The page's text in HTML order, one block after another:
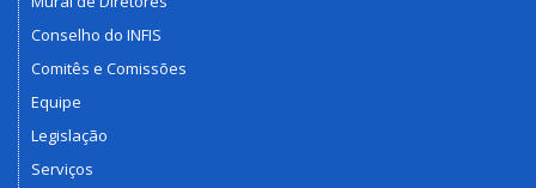
Conselho do INFIS
Comitês e Comissões
Equipe
Legislação
Serviços